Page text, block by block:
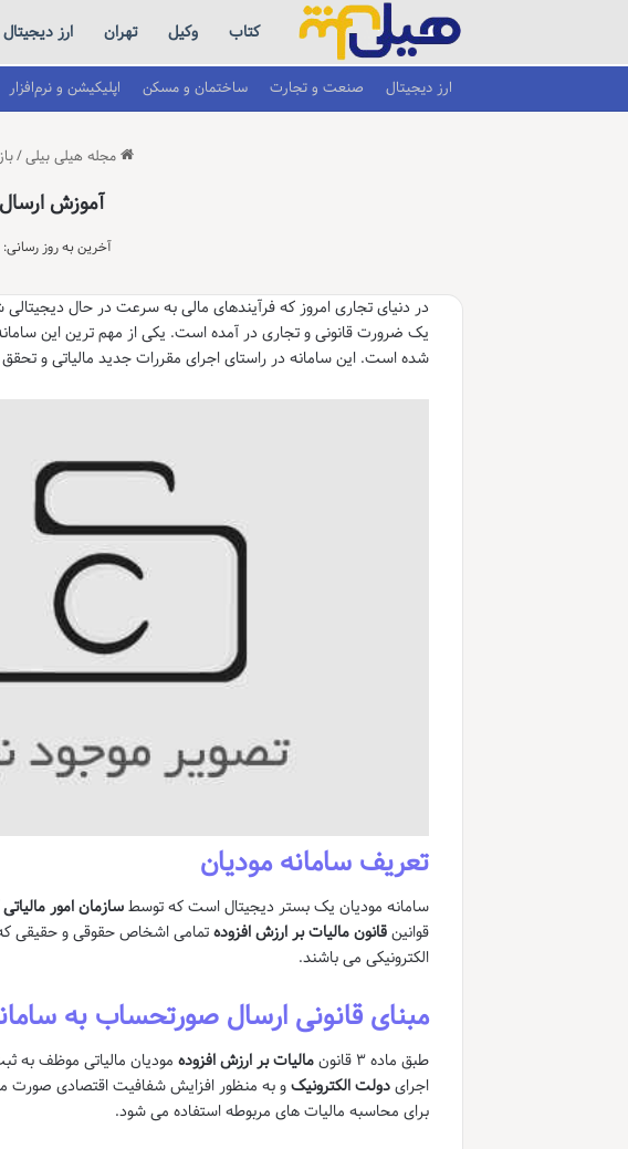
کتاب وکیل تهران ارز دیجیتال
ارز دیجیتال صنعت و تجارت ساختمان و مسکن اپلیکیشن و نرم‌افزار
مجله هیلی بیلی/
آموزش
آخرین به روز رسانی: 11/15/1403
در دنیای تجاری امروز که فرآیندهای مالی به سرعت در حال
یک ضرورت قانونی و تجاری در آمده است. یکی از مهم ترین این
شده است. این سامانه در راستای اجرای مقررات جدید مالیاتی و
تعریف سامانه مودیان
سامانه مودیان یک بستر دیجیتال است که توسطسازمان امور
قوانینقانون مالیات بر ارزش افزودهتمامی اشخاص حقوقی و حقیقی
الکترونیکی می باشند.
مبنای قانونی ارسال صورتحساب به
طبق ماده ۳ قانون مالیات بر ارزش افزوده مودیان مالیاتی موظف به
اجرایدولت الکترونیکو به منظور افزایش شفافیت اقتصادی صورت
برای محاسبه مالیات های مربوطه استفاده می شود.